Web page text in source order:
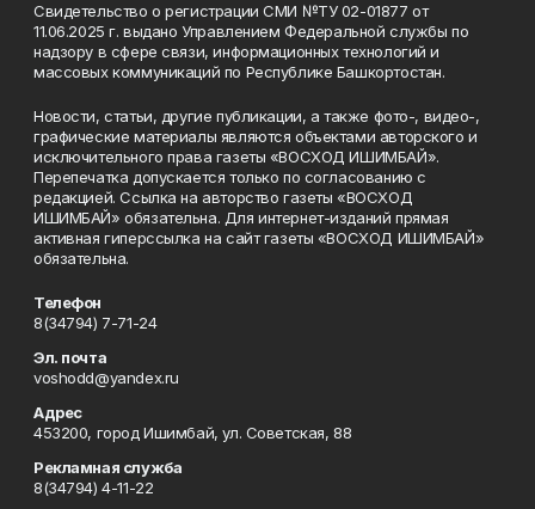
Свидетельство о регистрации СМИ №ТУ 02-01877 от
11.06.2025 г. выдано Управлением Федеральной службы по
надзору в сфере связи, информационных технологий и
массовых коммуникаций по Республике Башкортостан.
Новости, статьи, другие публикации, а также фото-, видео-,
графические материалы являются объектами авторского и
исключительного права газеты «ВОСХОД ИШИМБАЙ».
Перепечатка допускается только по согласованию с
редакцией. Ссылка на авторство газеты «ВОСХОД
ИШИМБАЙ» обязательна. Для интернет-изданий прямая
активная гиперссылка на сайт газеты «ВОСХОД ИШИМБАЙ»
обязательна.
Телефон
8(34794) 7-71-24
Эл. почта
voshodd@yandex.ru
Адрес
453200, город Ишимбай, ул. Советская, 88
Рекламная служба
8(34794) 4-11-22